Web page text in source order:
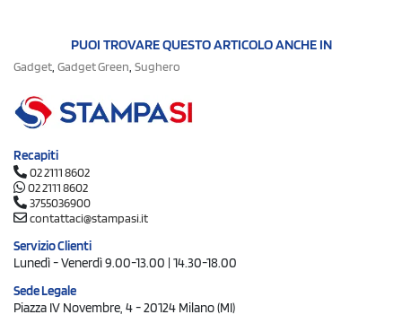
PUOI TROVARE QUESTO ARTICOLO ANCHE IN
Gadget, Gadget Green, Sughero
Recapiti
02 2111 8602
02 2111 8602
3755036900
contattaci@stampasi.it
Servizio Clienti
Lunedì - Venerdì 9.00-13.00 | 14.30-18.00
Sede Legale
Piazza IV Novembre, 4 - 20124 Milano (MI)